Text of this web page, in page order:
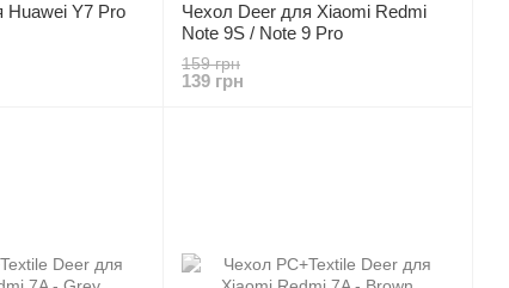
Huawei Y7 Pro
Чехол Deer для Xiaomi Redmi
Note 9S / Note 9 Pro
159 грн
139 грн